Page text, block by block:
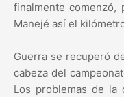
finalmente comenzó,
Manejé así el
Guerra se recuperó
cabeza del
Los problemas de la